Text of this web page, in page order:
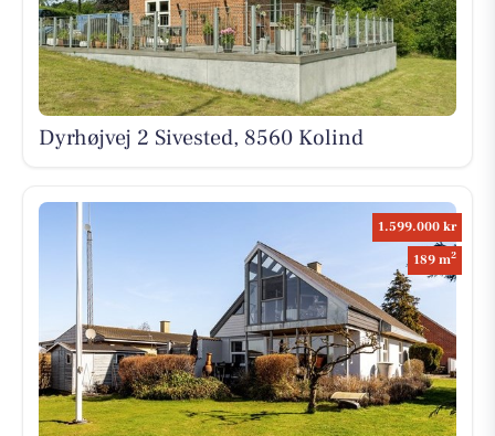
Dyrhøjvej 2 Sivested, 8560 Kolind
1.599.000 kr
189 m2